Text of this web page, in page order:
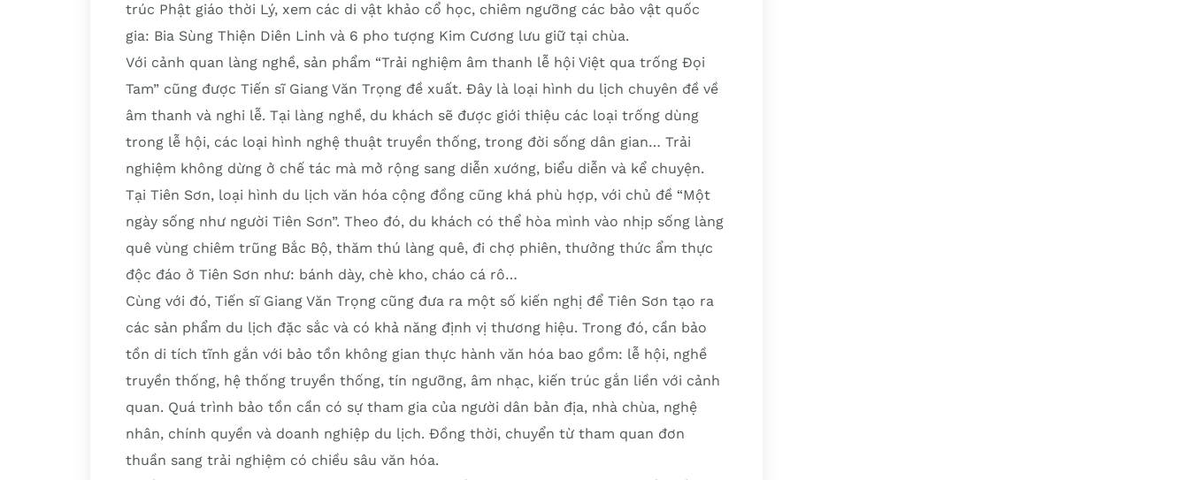
trúc Phật giáo thời Lý, xem các di vật khảo cổ học, chiêm ngưỡng các bảo vật quốc
gia: Bia Sùng Thiện Diên Linh và 6 pho tượng Kim Cương lưu giữ tại chùa.
Với cảnh quan làng nghề, sản phẩm “Trải nghiệm âm thanh lễ hội Việt qua trống Đọi
Tam” cũng được Tiến sĩ Giang Văn Trọng đề xuất. Đây là loại hình du lịch chuyên đề về
âm thanh và nghi lễ. Tại làng nghề, du khách sẽ được giới thiệu các loại trống dùng
trong lễ hội, các loại hình nghệ thuật truyền thống, trong đời sống dân gian… Trải
nghiệm không dừng ở chế tác mà mở rộng sang diễn xướng, biểu diễn và kể chuyện.
Tại Tiên Sơn, loại hình du lịch văn hóa cộng đồng cũng khá phù hợp, với chủ đề “Một
ngày sống như người Tiên Sơn”. Theo đó, du khách có thể hòa mình vào nhịp sống làng
quê vùng chiêm trũng Bắc Bộ, thăm thú làng quê, đi chợ phiên, thưởng thức ẩm thực
độc đáo ở Tiên Sơn như: bánh dày, chè kho, cháo cá rô…
Cùng với đó, Tiến sĩ Giang Văn Trọng cũng đưa ra một số kiến nghị để Tiên Sơn tạo ra
các sản phẩm du lịch đặc sắc và có khả năng định vị thương hiệu. Trong đó, cần bảo
tồn di tích tĩnh gắn với bảo tồn không gian thực hành văn hóa bao gồm: lễ hội, nghề
truyền thống, hệ thống truyền thống, tín ngưỡng, âm nhạc, kiến trúc gắn liền với cảnh
quan. Quá trình bảo tồn cần có sự tham gia của người dân bản địa, nhà chùa, nghệ
nhân, chính quyền và doanh nghiệp du lịch. Đồng thời, chuyển từ tham quan đơn
thuần sang trải nghiệm có chiều sâu văn hóa.